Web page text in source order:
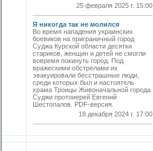
25 февраля 2025 г. 15:00
Я никогда так не молился
Во время нападения украинских
боевиков на приграничный город
Суджа Курской области десятки
стариков, женщин и детей не смогли
вовремя покинуть город. Под
вражескими обстрелами их
эвакуировали бесстрашные люди,
среди которых был и настоятель
храма ­Троицы Живоначальной города
Суджи протоиерей ­Евгений
Шестопалов. PDF-версия.
18 декабря 2024 г. 17:00